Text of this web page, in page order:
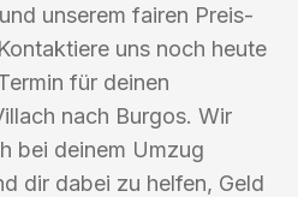
unserem fairen Preis-
uns noch heute
für deinen
nach Burgos. Wir
bei deinem Umzug
dir dabei zu helfen, Geld